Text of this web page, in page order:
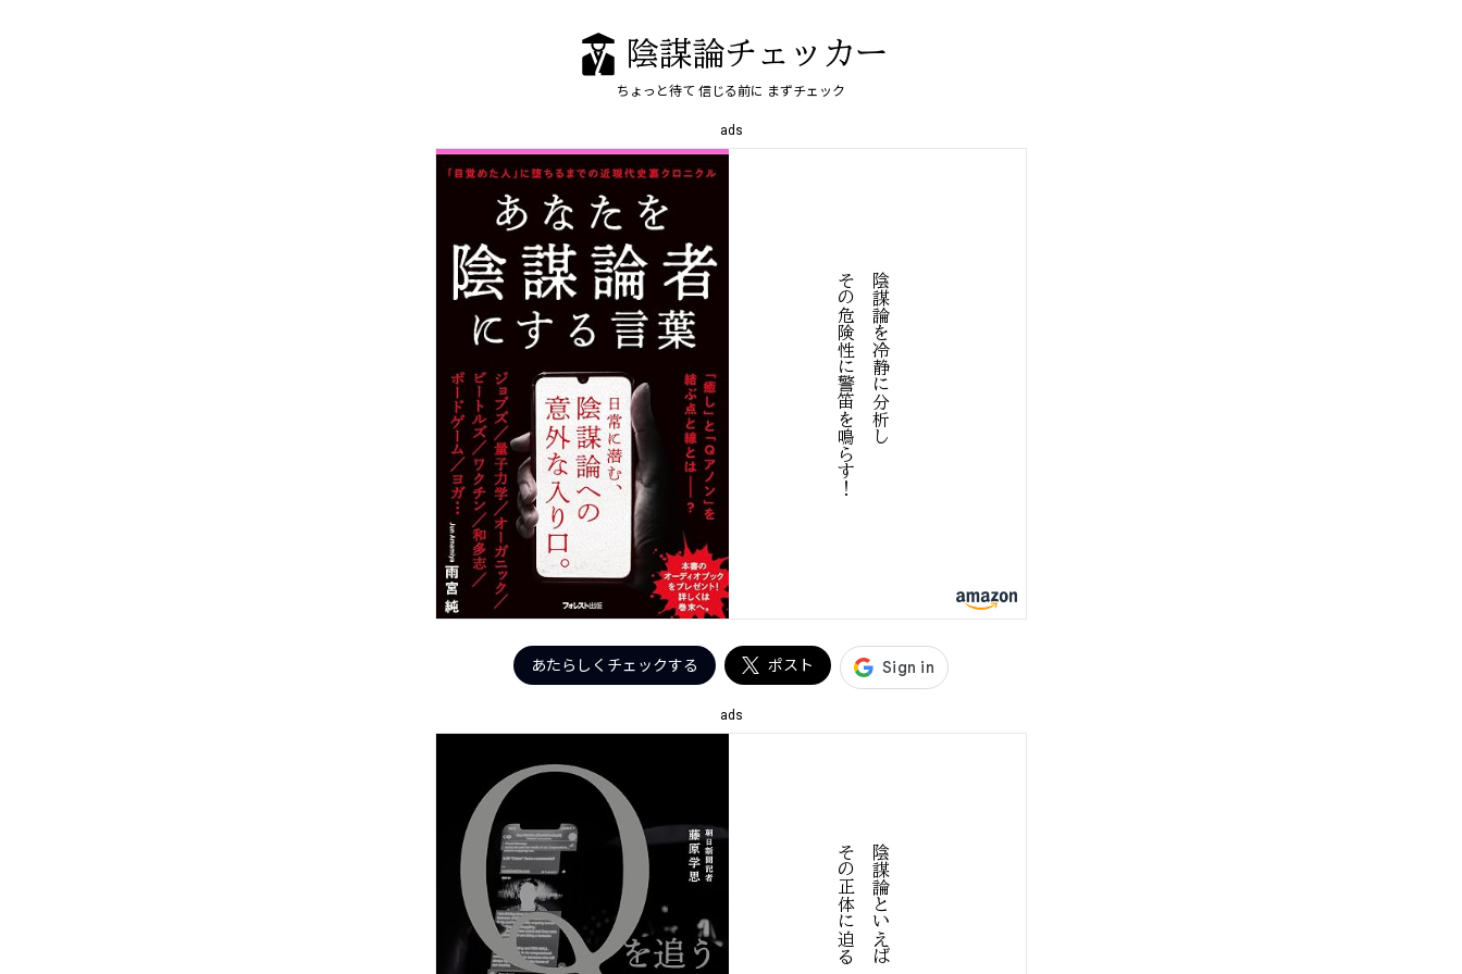
陰謀論チェッカー
ちょっと待て 信じる前に まずチェック
ads
陰
謀
論
を
冷
静
に
分
析
し
そ
の
危
険
性
に
警
笛
を
鳴
す
！
あたらしくチェックする ポスト
ads
る